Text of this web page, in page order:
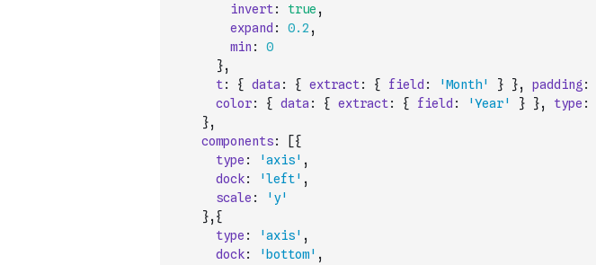
invert: true ,
expand : 0.2 ,
min :
0
},
t: { data : { extract: { field : 'Month' } }, padding :
color: { data : { extract: { field : 'Year' } }, type :
},
components: [{
type : 'axis' ,
dock: 'left' ,
scale :
'y'
}, {
type : 'axis' ,
dock: 'bottom' ,